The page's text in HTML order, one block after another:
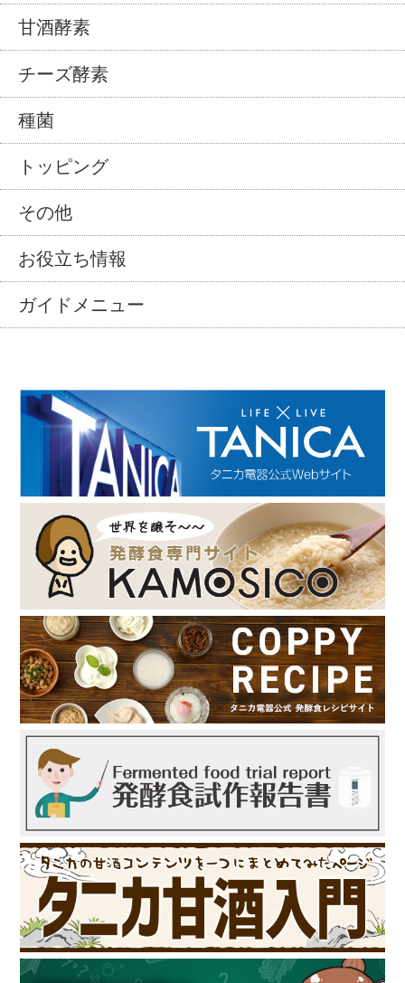
甘酒酵素
チーズ酵素
種菌
トッピング
その他
お役立ち情報
ガイドメニュー